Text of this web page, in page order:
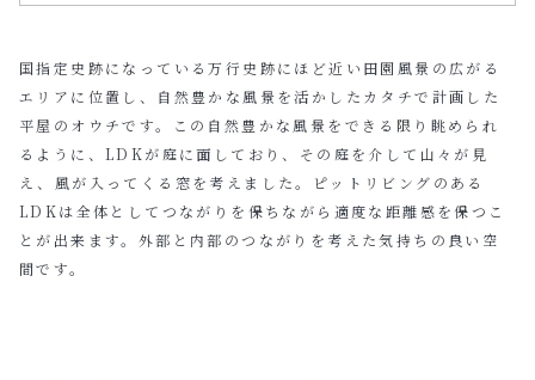
国指定史跡になっている万行史跡にほど近い田園風景の広がる
エリアに位置し、自然豊かな風景を活かしたカタチで計画した
平屋のオウチです。この自然豊かな風景をできる限り眺められ
るように、LDKが庭に面しており、その庭を介して山々が見
え、風が入ってくる窓を考えました。ピットリビングのある
LDKは全体としてつながりを保ちながら適度な距離感を保つこ
とが出来ます。外部と内部のつながりを考えた気持ちの良い空
間です。